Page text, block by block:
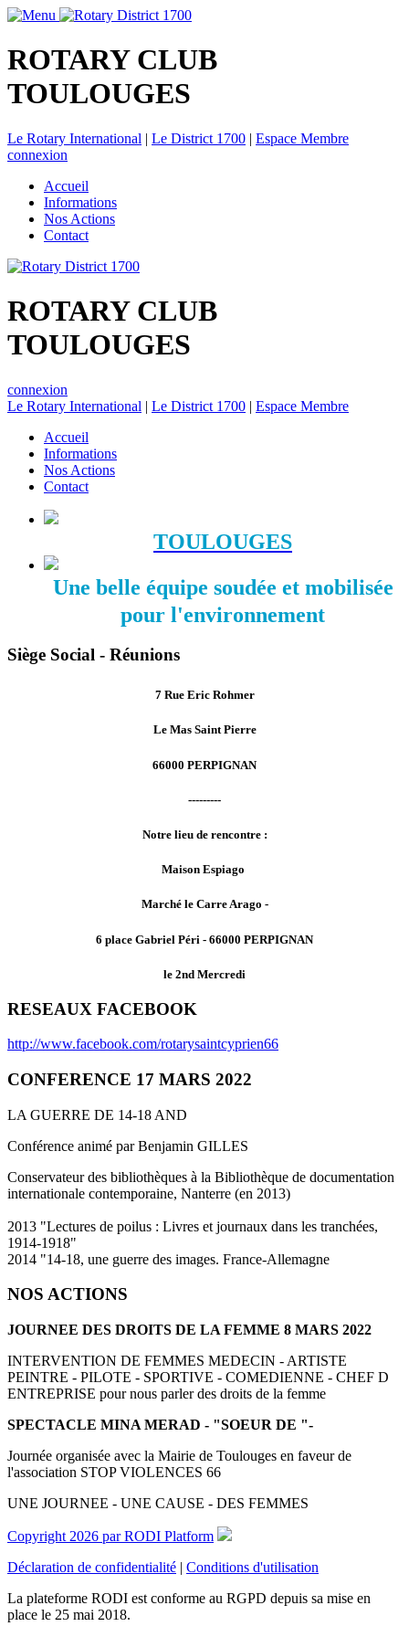
ROTARY CLUB
TOULOUGES
Le Rotary International | Le District 1700 | Espace Membre
connexion
Accueil
Informations
Nos Actions
Contact
ROTARY CLUB
TOULOUGES
connexion
Le Rotary International | Le District 1700 | Espace Membre
Accueil
Informations
Nos Actions
Contact
TOULOUGES
Une belle équipe soudée et mobilisée
pour l'environnement
Siège Social - Réunions
7 Rue Eric Rohmer
Le Mas Saint Pierre
66000 PERPIGNAN
---------
Notre lieu de rencontre :
Maison Espiago
Marché le Carre Arago -
6 place Gabriel Péri - 66000 PERPIGNAN
le 2nd Mercredi
RESEAUX FACEBOOK
http://www.facebook.com/rotarysaintcyprien66
CONFERENCE 17 MARS 2022
LA GUERRE DE 14-18 AND
Conférence animé par Benjamin GILLES
Conservateur des bibliothèques à la Bibliothèque de documentation
internationale contemporaine, Nanterre (en 2013)
2013 "Lectures de poilus : Livres et journaux dans les tranchées,
1914-1918"
2014 "14-18, une guerre des images. France-Allemagne
NOS ACTIONS
JOURNEE DES DROITS DE LA FEMME 8 MARS 2022
INTERVENTION DE FEMMES MEDECIN - ARTISTE
PEINTRE - PILOTE - SPORTIVE - COMEDIENNE - CHEF D
ENTREPRISE pour nous parler des droits de la femme
SPECTACLE MINA MERAD - "SOEUR DE "-
Journée organisée avec la Mairie de Toulouges en faveur de
l'association STOP VIOLENCES 66
UNE JOURNEE - UNE CAUSE - DES FEMMES
Copyright 2026 par RODI Platform
Déclaration de confidentialité | Conditions d'utilisation
La plateforme RODI est conforme au RGPD depuis sa mise en
place le 25 mai 2018.